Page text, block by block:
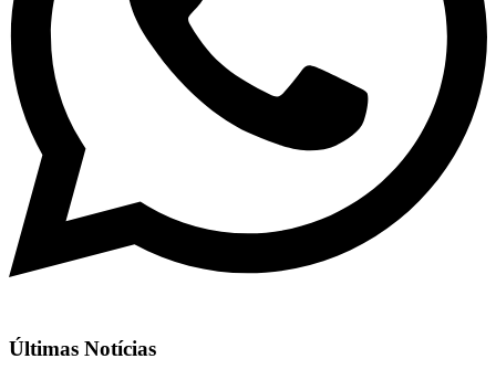
Últimas Notícias